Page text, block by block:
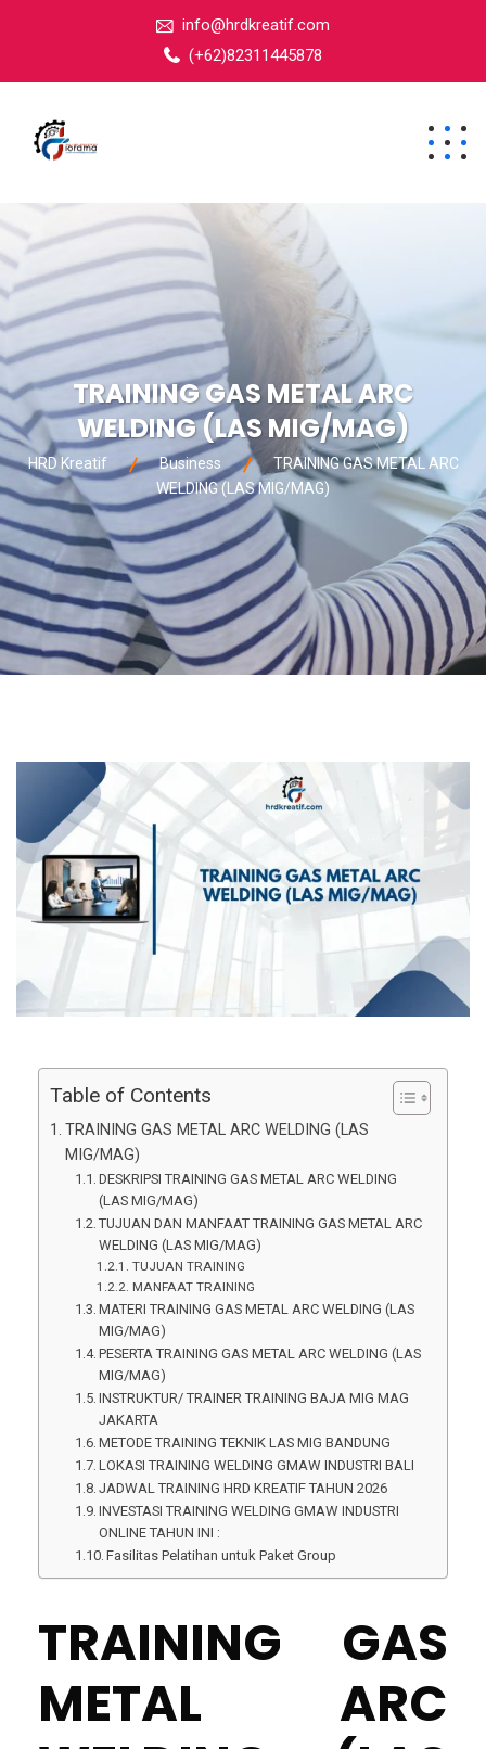
info@hrdkreatif.com
(+62)82311445878
TRAINING GAS METAL ARC
WELDING (LAS MIG/MAG)
HRD Kreatif Business
TRAINING GAS METAL ARC
WELDING (LAS MIG/MAG)
Table of Contents
TRAINING GAS METAL ARC WELDING (LAS
MIG/MAG)
DESKRIPSI TRAINING GAS METAL ARC WELDING
(LAS MIG/MAG)
TUJUAN DAN MANFAAT TRAINING GAS METAL ARC
WELDING (LAS MIG/MAG)
TUJUAN TRAINING
MANFAAT TRAINING
MATERI TRAINING GAS METAL ARC WELDING (LAS
MIG/MAG)
PESERTA TRAINING GAS METAL ARC WELDING (LAS
MIG/MAG)
INSTRUKTUR/ TRAINER TRAINING BAJA MIG MAG
JAKARTA
METODE TRAINING TEKNIK LAS MIG BANDUNG
LOKASI TRAINING WELDING GMAW INDUSTRI BALI
JADWAL TRAINING HRD KREATIF TAHUN 2026
INVESTASI TRAINING WELDING GMAW INDUSTRI
ONLINE TAHUN INI :
Fasilitas Pelatihan untuk Paket Group
TRAINING GAS
METAL ARC